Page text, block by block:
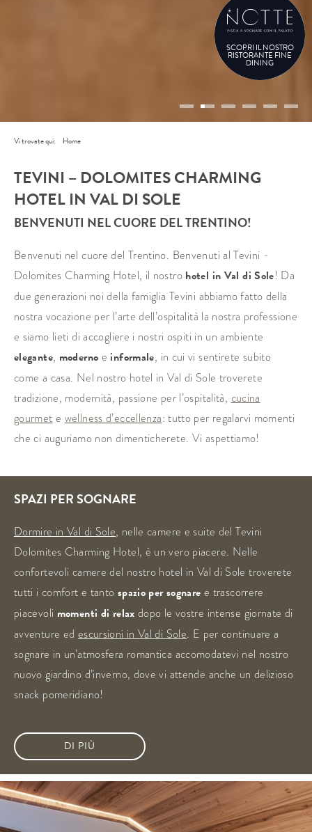
SCOPRI IL NOSTRO
RISTORANTE FINE
DINING
Vi trovate qui: Home
TEVINI – DOLOMITES CHARMING
HOTEL IN VAL DI SOLE
BENVENUTI NEL CUORE DEL TRENTINO!
Benvenuti nel cuore del Trentino. Benvenuti al Tevini -
Dolomites Charming Hotel, il nostro hotel in Val di Sole! Da
due generazioni noi della famiglia Tevini abbiamo fatto della
nostra vocazione per l’arte dell’ospitalità la nostra professione
e siamo lieti di accogliere i nostri ospiti in un ambiente
elegante, moderno e informale, in cui vi sentirete subito
come a casa. Nel nostro hotel in Val di Sole troverete
tradizione, modernità, passione per l’ospitalità, cucina
gourmet e wellness d’eccellenza: tutto per regalarvi momenti
che ci auguriamo non dimenticherete. Vi aspettiamo!
SPAZI PER SOGNARE
Dormire in Val di Sole, nelle camere e suite del Tevini
Dolomites Charming Hotel, è un vero piacere. Nelle
confortevoli camere del nostro hotel in Val di Sole troverete
tutti i comfort e tanto spazio per sognare e trascorrere
piacevoli momenti di relax dopo le vostre intense giornate di
avventure ed escursioni in Val di Sole. E per continuare a
sognare in un’atmosfera romantica accomodatevi nel nostro
nuovo giardino d’inverno, dove vi attende anche un delizioso
snack pomeridiano!
DI PIÙ